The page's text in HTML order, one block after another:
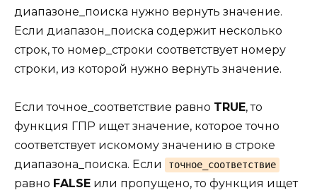
диапазоне_поиска нужно вернуть значение.
Если диапазон_поиска содержит несколько
строк, то номер_строки соответствует номеру
строки, из которой нужно вернуть значение.
Если точное_соответствие равно TRUE, то
функция ГПР ищет значение, которое точно
соответствует искомому значению в строке
диапазона_поиска. Если
точное_соответствие
равно FALSE или пропущено, то функция ищет